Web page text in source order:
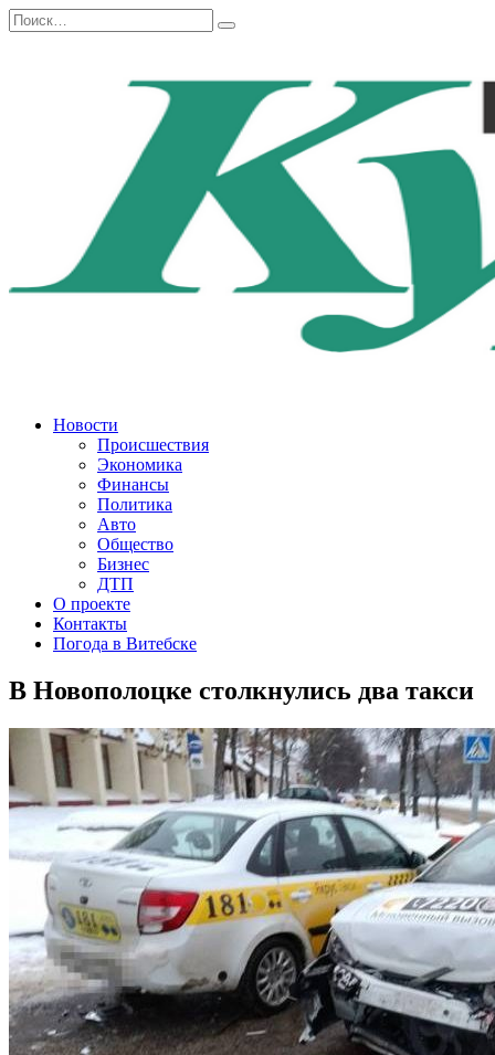
Перейти
к
Search
for:
Новости
Происшествия
Экономика
Финансы
Политика
Авто
Общество
Бизнес
ДТП
О проекте
Контакты
Погода в Витебске
В Новополоцке столкнулись два такси